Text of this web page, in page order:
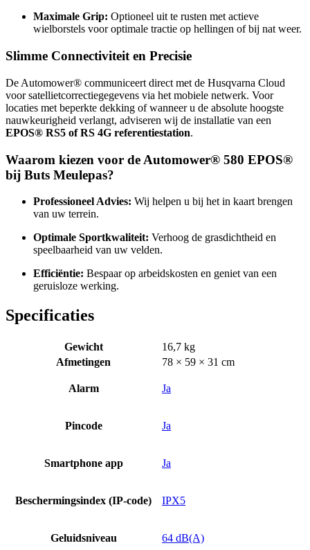
Maximale Grip: Optioneel uit te rusten met actieve
wielborstels voor optimale tractie op hellingen of bij nat weer.
Slimme Connectiviteit en Precisie
De Automower® communiceert direct met de Husqvarna Cloud
voor satellietcorrectiegegevens via het mobiele netwerk. Voor
locaties met beperkte dekking of wanneer u de absolute hoogste
nauwkeurigheid verlangt, adviseren wij de installatie van een
EPOS® RS5 of RS 4G referentiestation.
Waarom kiezen voor de Automower® 580 EPOS®
bij Buts Meulepas?
Professioneel Advies: Wij helpen u bij het in kaart brengen
van uw terrein.
Optimale Sportkwaliteit: Verhoog de grasdichtheid en
speelbaarheid van uw velden.
Efficiëntie: Bespaar op arbeidskosten en geniet van een
geruisloze werking.
Specificaties
Gewicht
16,7 kg
Afmetingen
78 × 59 × 31 cm
Alarm Ja
Pincode Ja
Smartphone app Ja
Beschermingsindex (IP-code) IPX5
Geluidsniveau 64 dB(A)